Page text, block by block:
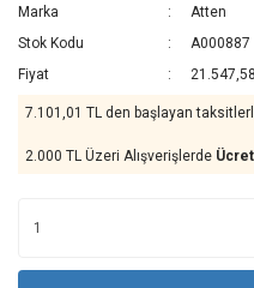
Marka
Atten
Stok Kodu
A000887
Fiyat
7.101,01 TL den başlayan
2.000 TL Üzeri Alışverişlerde